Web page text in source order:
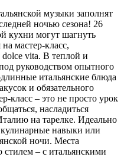
музыки заполнят
ночью сезона! 26
кухни могут шагнуть
мастер-класс,
vita. В теплой и
руководством опытного
итальянские блюда
и обязательного
класс – это не просто урок
насладиться
на тарелке. Идеально
кулинарные навыки или
ночи. Места
стилем – с итальянскими